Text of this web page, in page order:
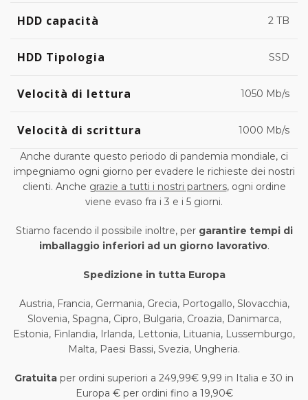
HDD capacità 2 TB
HDD Tipologia SSD
Velocità di lettura 1050 Mb/s
Velocità di scrittura 1000 Mb/s
Anche durante questo periodo di pandemia mondiale, ci
impegniamo ogni giorno per evadere le richieste dei nostri
clienti. Anche grazie a tutti i nostri partners, ogni ordine
viene evaso fra i 3 e i 5 giorni.
Stiamo facendo il possibile inoltre, per garantire tempi di
imballaggio inferiori ad un giorno lavorativo.
Spedizione in tutta Europa
Austria, Francia, Germania, Grecia, Portogallo, Slovacchia,
Slovenia, Spagna, Cipro, Bulgaria, Croazia, Danimarca,
Estonia, Finlandia, Irlanda, Lettonia, Lituania, Lussemburgo,
Malta, Paesi Bassi, Svezia, Ungheria.
Gratuita per ordini superiori a 249,99€ 9,99 in Italia e 30 in
Europa € per ordini fino a 19,90€